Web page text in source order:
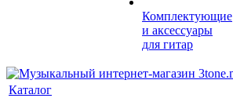
Комплектующие
и аксессуары
для гитар
Каталог